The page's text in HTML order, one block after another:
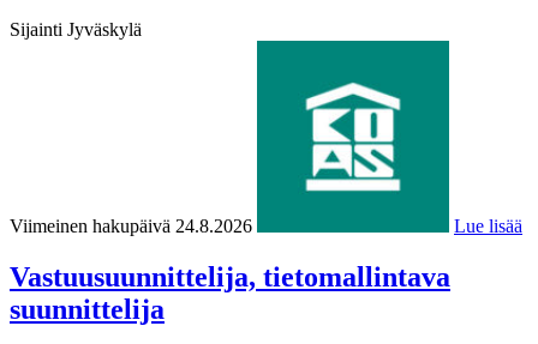
Sijainti Jyväskylä
Viimeinen hakupäivä 24.8.2026 Lue lisää
Vastuusuunnittelija, tietomallintava
suunnittelija